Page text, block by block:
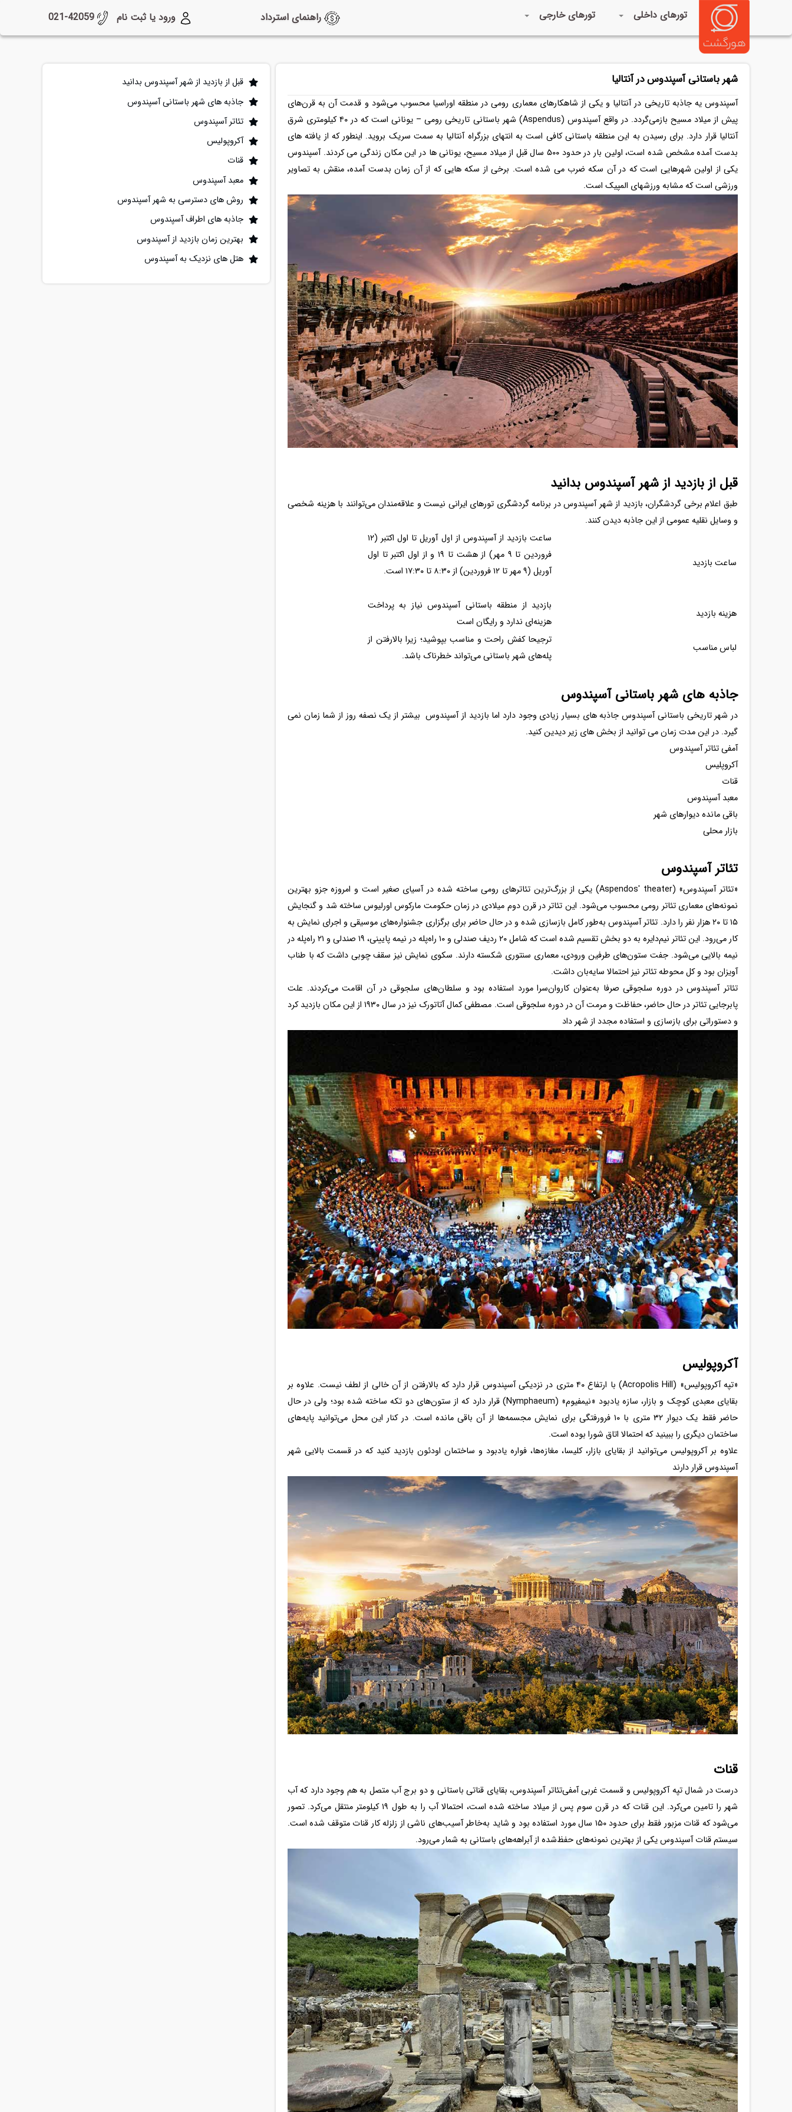
ورود یا ثبت نام تورهای داخلی تورهای خارجی راهنمای استرداد
شهر باستانی آسپندوس در آنتالیا
آسپندوس یه جاذبه تاریخی در آنتالیا و یکی از شاهکارهای معماری رومی در منطقه اوراسیا محسوب می‌شود و قدمت آن به قرن‌های
پیش از میلاد مسیح بازمی‌گردد. در واقع آسپندوس (Aspendus) شهر باستانی تاریخی رومی – یونانی است که در ۴۰ کیلومتری شرق
آنتالیا قرار دارد. برای رسیدن به این منطقه باستانی کافی است به انتهای بزرگراه آنتالیا به سمت سریک بروید. اینطور که از یافته های
بدست آمده مشخص شده است، اولین بار در حدود ۵۰۰ سال قبل از میلاد مسیح، یونانی ها در این مکان زندگی می کردند. آسپندوس
یکی از اولین شهرهایی است که در آن سکه ضرب می شده است. برخی از سکه هایی که از آن زمان بدست آمده، منقش به تصاویر
ورزشی است که مشابه ورزشهای المپیک است.
قبل از بازدید از شهر آسپندوس بدانید
طبق اعلام برخی گردشگران، بازدید از شهر آسپندوس در برنامه گردشگری تورهای ایرانی نیست و علاقه‌مندان می‌توانند با هزینه شخصی
و وسایل نقلیه عمومی از این جاذبه دیدن کنند.
ساعت بازدید
ساعت بازدید از آسپندوس از اول آوریل تا اول اکتبر (۱۲
فروردین تا ۹ مهر) از هشت تا ۱۹ و از اول اکتبر تا اول
آوریل (۹ مهر تا ۱۲ فروردین) از ۸:۳۰ تا ۱۷:۳۰ است.
هزینه بازدید
بازدید از منطقه باستانی آسپندوس نیاز به پرداخت
هزینه‌ای ندارد و رایگان است
لباس مناسب
ترجیحا کفش راحت و مناسب بپوشید؛ زیرا بالارفتن از
پله‌های شهر باستانی می‌تواند خطرناک باشد.
جاذبه های شهر باستانی آسپندوس
در شهر تاریخی باستانی آسپندوس جاذبه های بسیار زیادی وجود دارد اما بازدید از آسپندوس بیشتر از یک نصفه روز از شما زمان نمی
گیرد. در این مدت زمان می توانید از بخش های زیر دیدین کنید.
آمفی تئاتر آسپندوس
آکروپلیس
قنات
معبد آسپندوس
باقی مانده دیوارهای شهر
بازار محلی
تئاتر آسپندوس
«تئاتر آسپندوس» (Aspendos' theater) یکی از بزرگ‌ترین تئاترهای رومی ساخته شده در آسیای صغیر است و امروزه جزو بهترین
نمونه‌های معماری تئاتر رومی محسوب می‌شود. این تئاتر در قرن دوم میلادی در زمان حکومت مارکوس اورلیوس ساخته شد و گنجایش
۱۵ تا ۲۰ هزار نفر را دارد. تئاتر آسپندوس به‌طور کامل بازسازی شده و در حال حاضر برای برگزاری جشنواره‌های موسیقی و اجرای نمایش به
کار می‌رود. این تئاتر نیم‌دایره به دو بخش تقسیم شده است که شامل ۲۰ ردیف صندلی و ۱۰ راه‌پله در نیمه پایینی، ۱۹ صندلی و ۲۱ راه‌پله در
نیمه بالایی می‌شود. جفت ستون‌های طرفین ورودی، معماری سنتوری شکسته دارند. سکوی نمایش نیز سقف چوبی داشت که با طناب
آویزان بود و کل محوطه تئاتر نیز احتمالا سایه‌بان داشت.
تئاتر آسپندوس در دوره سلجوقی صرفا به‌عنوان کاروان‌سرا مورد استفاده بود و سلطان‌های سلجوقی در آن اقامت می‌کردند. علت
پابرجایی تئاتر در حال حاضر، حفاظت و مرمت آن در دوره سلجوقی است. مصطفی کمال آتاتورک نیز در سال ۱۹۳۰ از این مکان بازدید کرد
و دستوراتی برای بازسازی و استفاده مجدد از شهر داد
آکروپولیس
«تپه آکروپولیس» (Acropolis Hill) با ارتفاع ۴۰ متری در نزدیکی آسپندوس قرار دارد که بالارفتن از آن خالی از لطف نیست. علاوه بر
بقایای معبدی کوچک و بازار، سازه یادبود «نیمفیوم» (Nymphaeum) قرار دارد که از ستون‌های دو تکه ساخته شده بود؛ ولی در حال
حاضر فقط یک دیوار ۳۲ متری با ۱۰ فرورفتگی برای نمایش مجسمه‌ها از آن باقی مانده است. در کنار این محل می‌توانید پایه‌های
ساختمان دیگری را ببینید که احتمالا اتاق شورا بوده است.
علاوه بر آکروپولیس می‌توانید از بقایای بازار، کلیسا، مغازه‌ها، فواره یادبود و ساختمان اودئون بازدید کنید که در قسمت بالایی شهر
آسپندوس قرار دارند
قنات
درست در شمال تپه آکروپولیس و قسمت غربی آمفی‌تئاتر آسپندوس، بقایای قناتی باستانی و دو برج آب متصل به هم وجود دارد که آب
شهر را تامین می‌کرد. این قنات که در قرن سوم پس از میلاد ساخته شده است، احتمالا آب را به طول ۱۹ کیلومتر منتقل می‌کرد. تصور
می‌شود که قنات مزبور فقط برای حدود ۱۵۰ سال مورد استفاده بود و شاید به‌خاطر آسیب‌های ناشی از زلزله کار قنات متوقف شده است.
سیستم قنات آسپندوس یکی از بهترین نمونه‌های حفظ‌شده از آبراهه‌های باستانی به شمار می‌رود.
قبل از بازدید از شهر آسپندوس بدانید
جاذبه های شهر باستانی آسپندوس
تئاتر آسپندوس
آکروپولیس
قنات
معبد آسپندوس
روش های دسترسی به شهر آسپندوس
جاذبه های اطراف آسپندوس
بهترین زمان بازدید از آسپندوس
هتل های نزدیک به آسپندوس